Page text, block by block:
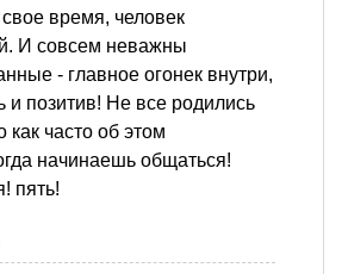
время, человек
И совсем неважны
- главное огонек внутри,
и позитив! Не все родились
как часто об этом
начинаешь общаться!
пять!